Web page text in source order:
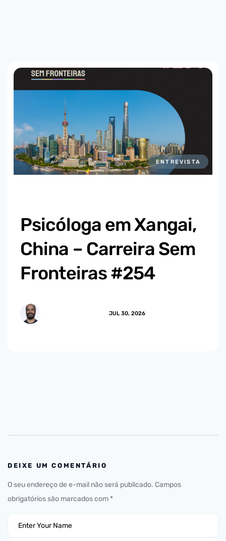
ENTREVISTA
Psicóloga em Xangai,
China – Carreira Sem
Fronteiras #254
JUL 30, 2026
DEIXE UM COMENTÁRIO
O seu endereço de e-mail não será publicado. Campos
obrigatórios são marcados com *